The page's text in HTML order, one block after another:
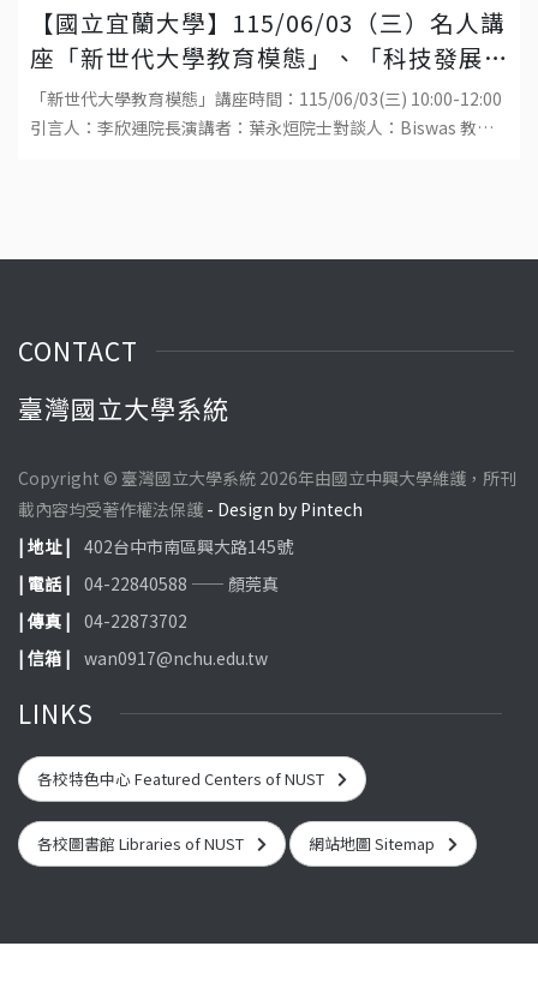
【國立宜蘭大學】115/06/03（三）名人講
座「新世代大學教育模態」、「科技發展
與工程教育的趨勢」
「新世代大學教育模態」講座時間：115/06/03(三) 10:00-12:00
引言人：李欣運院長演講者：葉永烜院士對談人：Biswas 教
CONTACT
臺灣國立大學系統
Copyright © 臺灣國立大學系統 2026年由國立中興大學維護，所刊
載內容均受著作權法保護 - Design by Pintech
| 地址 | 402台中市南區興大路145號
| 電話 | 04-22840588 —— 顏莞真
| 傳真 | 04-22873702
| 信箱 | wan0917@nchu.edu.tw
LINKS
各校特色中心 Featured Centers of NUST
各校圖書館 Libraries of NUST 網站地圖 Sitemap